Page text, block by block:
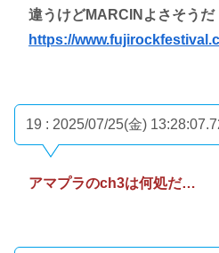
違うけどMARCINよさそうだ
https://
19 : 2025/07/25(金)
アマプラのch3は何処だ…